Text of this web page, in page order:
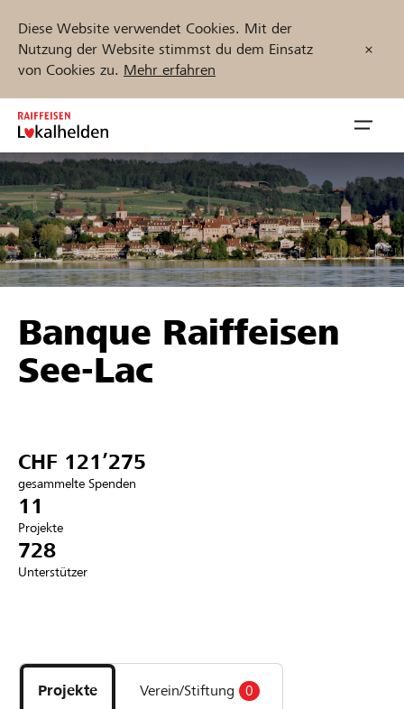
Diese Website verwendet Cookies. Mit der
Nutzung der Website stimmst du dem Einsatz
von Cookies zu. Mehr erfahren
Zum
Inhalt
springen
öffnen
Unterstützen
Hilfe & Support
Anmelden
Projekte und Organisationen finden
Jetzt starten
DE FR IT
Banque Raiffeisen
See-Lac
CHF 121’275
gesammelte Spenden
11
Projekte
728
Unterstützer
Projekte
undProjekte Verein/Stiftung 0